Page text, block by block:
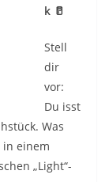
k 🥛
Stell
dir
vor:
Du isst
Was
in einem
„Light“-